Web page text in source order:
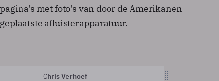
pagina's met foto's van door de Amerikanen
geplaatste afluisterapparatuur.
Chris Verhoef